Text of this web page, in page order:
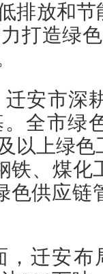
排放和
打造绿
安市深
全市绿
以上绿
铁、煤化
色供应链
，迁安布